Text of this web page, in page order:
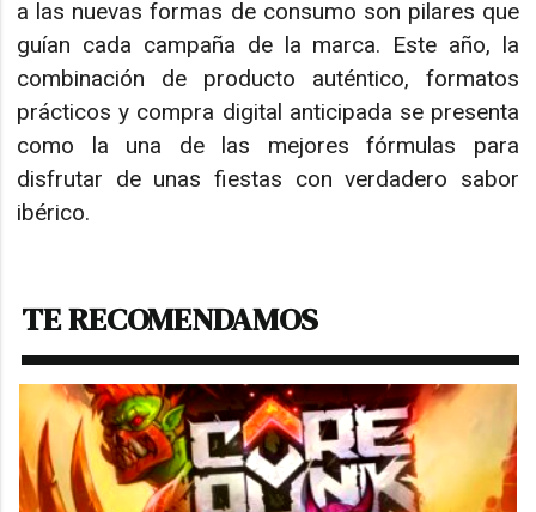
a las nuevas formas de consumo son pilares que
guían cada campaña de la marca. Este año, la
combinación de producto auténtico, formatos
prácticos y compra digital anticipada se presenta
como la una de las mejores fórmulas para
disfrutar de unas fiestas con verdadero sabor
ibérico.
TE RECOMENDAMOS